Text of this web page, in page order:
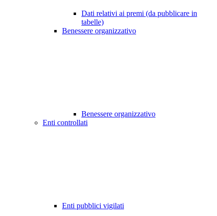
Dati relativi ai premi (da pubblicare in
tabelle)
Benessere organizzativo
Benessere organizzativo
Enti controllati
Enti pubblici vigilati